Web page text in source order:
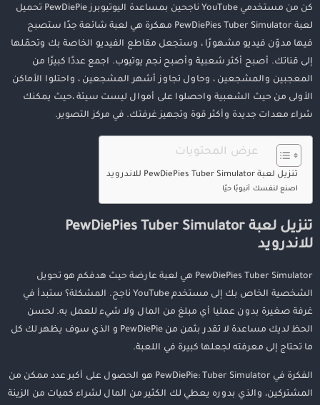
كن من مستخدمي YouTube ناجحين بمساعدة اليوتيوبرز PewDiePie تحميل
لعبة PewDiePies Tuber Simulator مهكرة هي لعبة شائعة جدًا ستصبح
فيها مدوّن فيديو مشهورًا ، وستجعل مقاطع الفيديو الخاصة بك وتحمّلها
إلى قناتك. أصبح أكثر شعبية وأصبح نجم يوتيوب. اجمع عددًا كبيرًا من
المعجبين والمشجعين ، وحاول تجاوز أشهر المشجعين ، واحتلوا الأماكن
الأولى من حيث الشعبية واحصلوا على أموال ليست سيئة ،حيث يمكنك
شراء معدات جديدة وأكثر قوة وتجهيز غرفتك. في مركز التصوير.
عرض المحتويات
تنزيل لعبة PewDiePies Tuber Simulator للاندرويد
اصنع لنفسك أنبوبًا حيًا
تنزيل لعبة PewDiePies Tuber Simulator
للاندرويد
PewDiePies Tuber Simulator هي لعبة عارضة حيث هدفكم هو تحويل
الشخصية الخاص بك إلى مستخدم YouTube ناجح. المشكلة؟ ستبدأ في
غرفة صغيرة بدون عمليا أي مبلغ من المال ولا شيء للعمل به. لحسن
الحظ لديك مساعدة لا تقدر بثمن من PewDiePie و الذي سوف يظهر لك كل
ما تحتاج إلى معرفته لجعلها كبيرة في اللعبة.
الفكرة في PewDiePie: Tuber Simulator هو الحصول على أكبر عدد ممكن من
المشتركين، والذي بدوره يعطي لك الكثير من المال لشراء كميات من الزينة